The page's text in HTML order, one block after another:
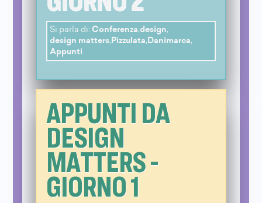
Si parla di: Conferenza,design,
design matters, Pizzulata, Danimarca,
Appunti
APPUNTI DA
DESIGN
MATTERS -
GIORNO 1